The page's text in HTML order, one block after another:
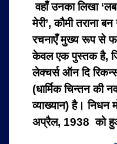
वहाँ उनका लिखा
मेरी’, कौमी तराना बन
रचनाएँ मुख्य रूप से
केवल एक पुस्तक है,
लेक्चर्स ऑन दि
(धार्मिक चिन्तन की
व्याख्यान) है। निधन
अप्रैल, 1938 को